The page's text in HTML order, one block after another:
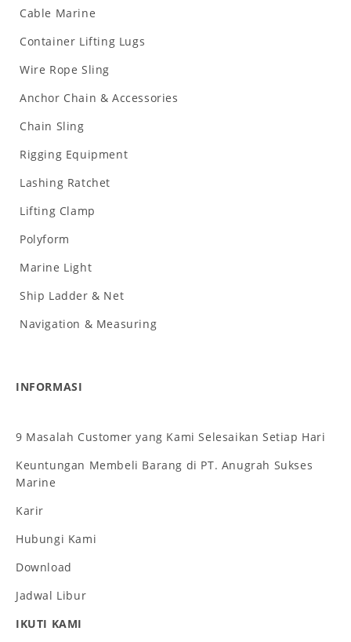
Cable Marine
Container Lifting Lugs
Wire Rope Sling
Anchor Chain & Accessories
Chain Sling
Rigging Equipment
Lashing Ratchet
Lifting Clamp
Polyform
Marine Light
Ship Ladder & Net
Navigation & Measuring
INFORMASI
9 Masalah Customer yang Kami Selesaikan Setiap Hari
Keuntungan Membeli Barang di PT. Anugrah Sukses
Marine
Karir
Hubungi Kami
Download
Jadwal Libur
IKUTI KAMI